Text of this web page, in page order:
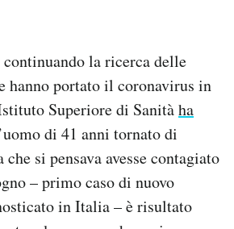
la ricerca delle
hanno portato il coronavirus in
Superiore di Sanitàha
di 41 anni tornato di
si pensava avesse contagiato
– primo caso di nuovo
in Italia – è risultato